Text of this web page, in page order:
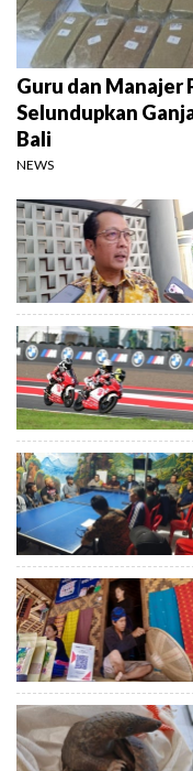
Guru dan Manajer
Selundupkan
Bali
NEWS